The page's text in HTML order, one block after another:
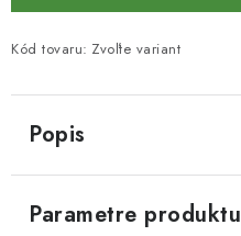
Kód tovaru: Zvoľte variant
Popis
Parametre produktu